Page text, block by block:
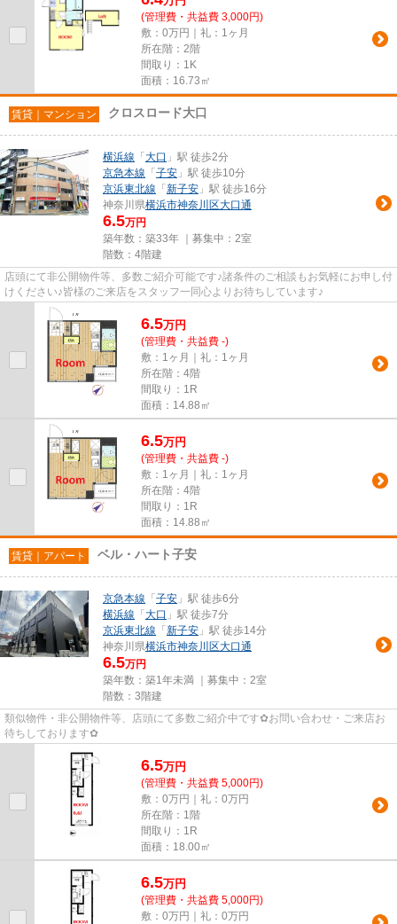
(管理費・共益費 3,000円)
敷：0万円｜礼：1ヶ月
所在階：2階
間取り：1K
面積：16.73㎡
賃貸｜マンション クロスロード大口
横浜線 「 大口 」駅 徒歩2分
京急本線 「 子安 」駅 徒歩10分
京浜東北線 「 新子安 」駅 徒歩16分
神奈川県横浜市神奈川区大口通
6.5万円
築年数：築33年 ｜募集中： 2室
階数：4階建
店頭にて非公開物件等、多数ご紹介可能です♪諸条件のご相談もお気軽にお申し付
けください♪皆様のご来店をスタッフ一同心よりお待ちしています♪
6.5万円
(管理費・共益費 -)
敷：1ヶ月｜礼：1ヶ月
所在階：4階
間取り：1R
面積：14.88㎡
6.5万円
(管理費・共益費 -)
敷：1ヶ月｜礼：1ヶ月
所在階：4階
間取り：1R
面積：14.88㎡
賃貸｜アパート ベル・ハート子安
京急本線 「 子安 」駅 徒歩6分
横浜線 「 大口 」駅 徒歩7分
京浜東北線 「 新子安 」駅 徒歩14分
神奈川県横浜市神奈川区大口通
6.5万円
築年数：築1年未満 ｜募集中： 2室
階数：3階建
類似物件・非公開物件等、店頭にて多数ご紹介中です✿お問い合わせ・ご来店お
待ちしております✿
6.5万円
(管理費・共益費 5,000円)
敷：0万円｜礼：0万円
所在階：1階
間取り：1R
面積：18.00㎡
6.5万円
(管理費・共益費 5,000円)
敷：0万円｜礼：0万円